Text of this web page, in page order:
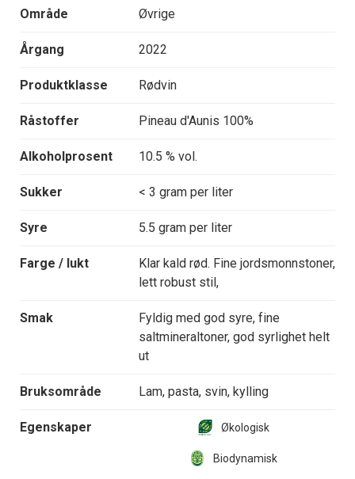
Område Øvrige
Årgang 2022
Produktklasse Rødvin
Råstoffer Pineau d'Aunis 100%
Alkoholprosent 10.5 % vol.
Sukker < 3 gram per liter
Syre 5.5 gram per liter
Farge / lukt
Klar kald rød. Fine jordsmonnstoner,
lett robust stil,
Smak
Fyldig med god syre, fine
saltmineraltoner, god syrlighet helt
ut
Bruksområde Lam, pasta, svin, kylling
Egenskaper Økologisk
Biodynamisk